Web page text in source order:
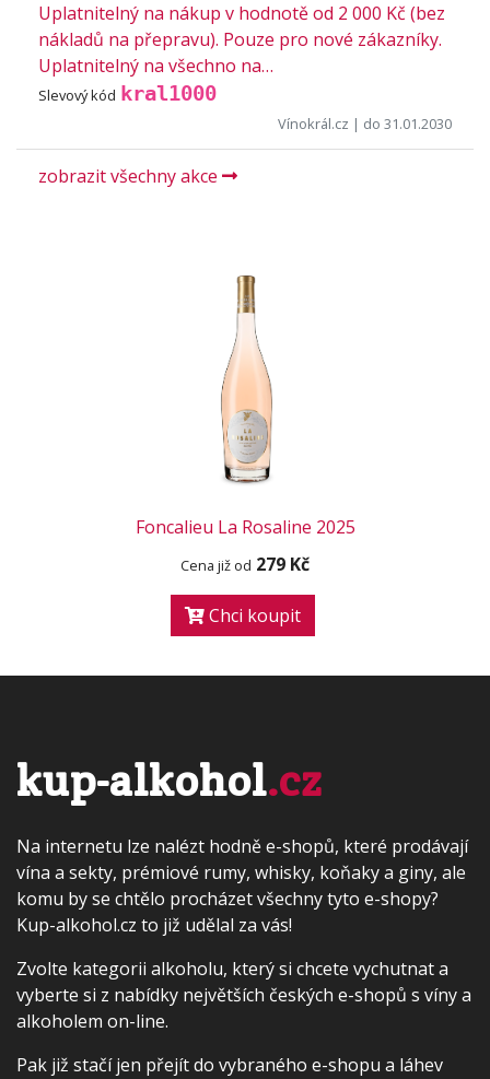
Uplatnitelný na nákup v hodnotě od 2 000 Kč (bez
nákladů na přepravu). Pouze pro nové zákazníky.
Uplatnitelný na všechno na…
Slevový kód kral1000
Vínokrál.cz | do 31.01.2030
zobrazit všechny akce
Foncalieu La Rosaline 2025
Cena již od 279 Kč
Chci koupit
kup-alkohol.cz
Na internetu lze nalézt hodně e-shopů, které prodávají
vína a sekty, prémiové rumy, whisky, koňaky a giny, ale
komu by se chtělo procházet všechny tyto e-shopy?
Kup-alkohol.cz to již udělal za vás!
Zvolte kategorii alkoholu, který si chcete vychutnat a
vyberte si z nabídky největších českých e-shopů s víny a
alkoholem on-line.
Pak již stačí jen přejít do vybraného e-shopu a láhev